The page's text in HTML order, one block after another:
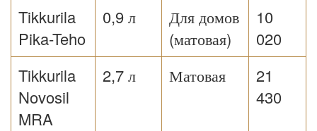
Tikkurila
Pika-Teho
0,9 л
Для домов
(матовая)
10
020
Tikkurila
Novosil
MRA
2,7 л Матовая
21
430